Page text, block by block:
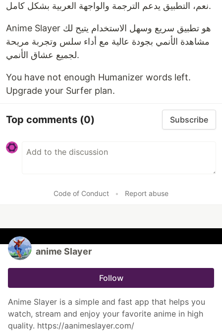
نعم، التطبيق يدعم الترجمة والواجهة العربية بشكل كامل.
Anime Slayer هو تطبيق سريع وسهل الاستخدام يتيح لك
مشاهدة الأنمي بجودة عالية مع أداء سلس وتجربة مريحة
لجميع عشاق الأنمي.
You have not enough Humanizer words left.
Upgrade your Surfer plan.
Top comments (0) Subscribe
Code of Conduct • Report abuse
anime Slayer
Follow
Anime Slayer is a simple and fast app that helps you
watch, stream and enjoy your favorite anime in high
quality. https://aanimeslayer.com/